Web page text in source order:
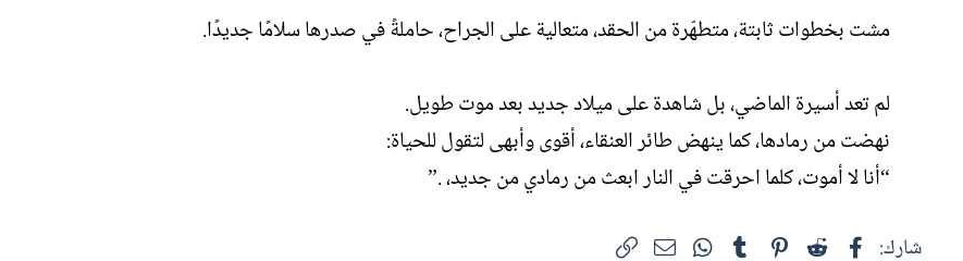
مشت بخطوات ثابتة، متطهّرة من الحقد، متعالية على الجراح، حاملةً في صدرها سلامًا جديدًا.
لم تعد أسيرة الماضي، بل شاهدة على ميلاد جديد بعد موت طويل.
نهضت من رمادها، كما ينهض طائر العنقاء، أقوى وأبهى لتقول للحياة:
“أنا لا أموت، كلما احرقت في النار ابعث من رمادي من جديد، .”
شارك: فيسبوكReddit
Pinterest
Tumblr
WhatsAppالبريد الإلكتروني